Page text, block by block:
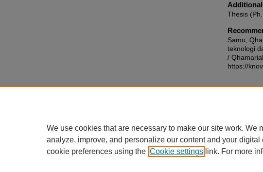
Thesis
Samu,
teknologi
/
https://
Privacy
We use cookies that are necessary to make our site work. We
analyze, improve, and personalize our content and your
cookie preferences using the Cookie settings link. For more